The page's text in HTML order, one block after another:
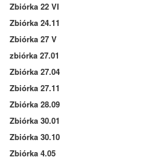
Zbiórka 22 VI
Zbiórka 24.11
Zbiórka 27 V
zbiórka 27.01
Zbiórka 27.04
Zbiórka 27.11
Zbiórka 28.09
Zbiórka 30.01
Zbiórka 30.10
Zbiórka 4.05